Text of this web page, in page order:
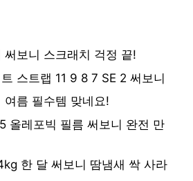
보니 스크래치 걱정 끝!
스트랩 11 9 8 7 SE 2 써보니
여름 필수템 맞네요!
올레포빅 필름 써보니 완전 만
한 달 써보니 땀냄새 싹 사라